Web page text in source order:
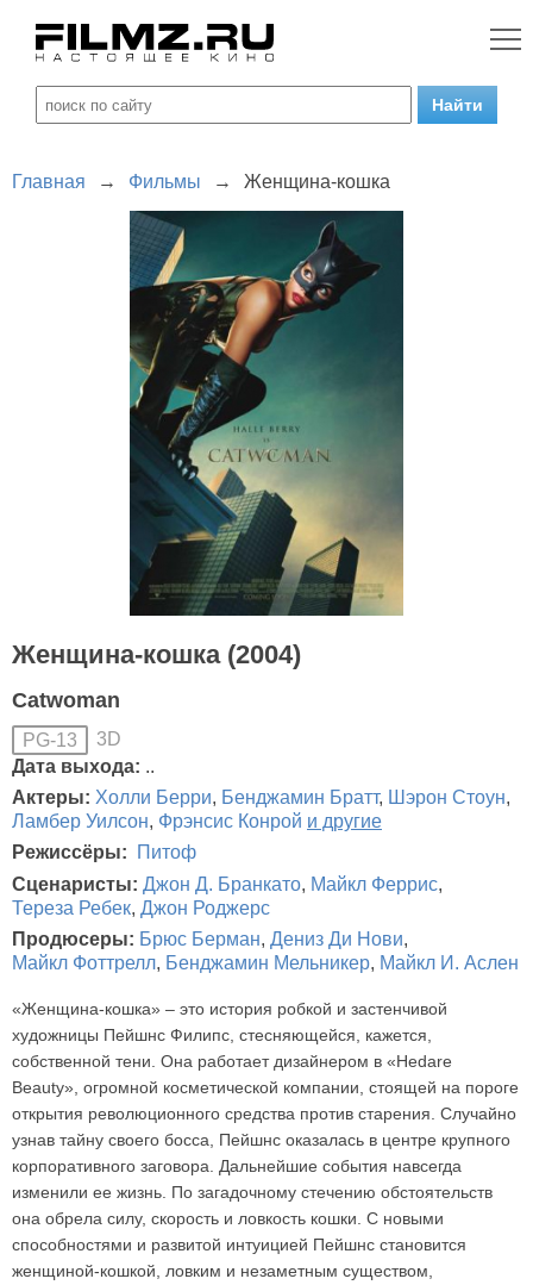
Главная → Фильмы → Женщина-кошка
Женщина-кошка (2004)
Catwoman
PG-13
3D
Дата выхода: ..
Актеры: Холли Берри, Бенджамин Братт, Шэрон Стоун,
Ламбер Уилсон, Фрэнсис Конрой и другие
Режиссёры:
Питоф
Сценаристы: Джон Д. Бранкато, Майкл Феррис,
Тереза Ребек, Джон Роджерс
Продюсеры: Брюс Берман, Дениз Ди Нови,
Майкл Фоттрелл, Бенджамин Мельникер, Майкл И. Аслен
«Женщина-кошка» – это история робкой и застенчивой
художницы Пейшнс Филипс, стесняющейся, кажется,
собственной тени. Она работает дизайнером в «Hedare
Beauty», огромной косметической компании, стоящей на пороге
открытия революционного средства против старения. Случайно
узнав тайну своего босса, Пейшнс оказалась в центре крупного
корпоративного заговора. Дальнейшие события навсегда
изменили ее жизнь. По загадочному стечению обстоятельств
она обрела силу, скорость и ловкость кошки. С новыми
способностями и развитой интуицией Пейшнс становится
женщиной-кошкой, ловким и незаметным существом,